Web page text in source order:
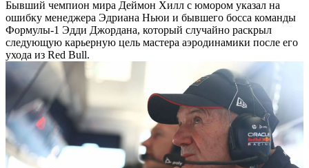
Бывший чемпион мира Деймон Хилл с юмором указал на
ошибку менеджера Эдриана Ньюи и бывшего босса команды
Формулы-1 Эдди Джордана, который случайно раскрыл
следующую карьерную цель мастера аэродинамики после его
ухода из Red Bull.